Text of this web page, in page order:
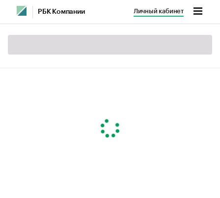
РБК Компании Личный кабинет